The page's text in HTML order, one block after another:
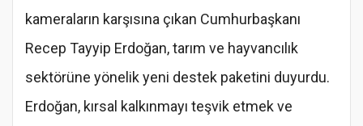
kameraların karşısına çıkan Cumhurbaşkanı
Recep Tayyip Erdoğan, tarım ve hayvancılık
sektörüne yönelik yeni destek paketini duyurdu.
Erdoğan, kırsal kalkınmayı teşvik etmek ve